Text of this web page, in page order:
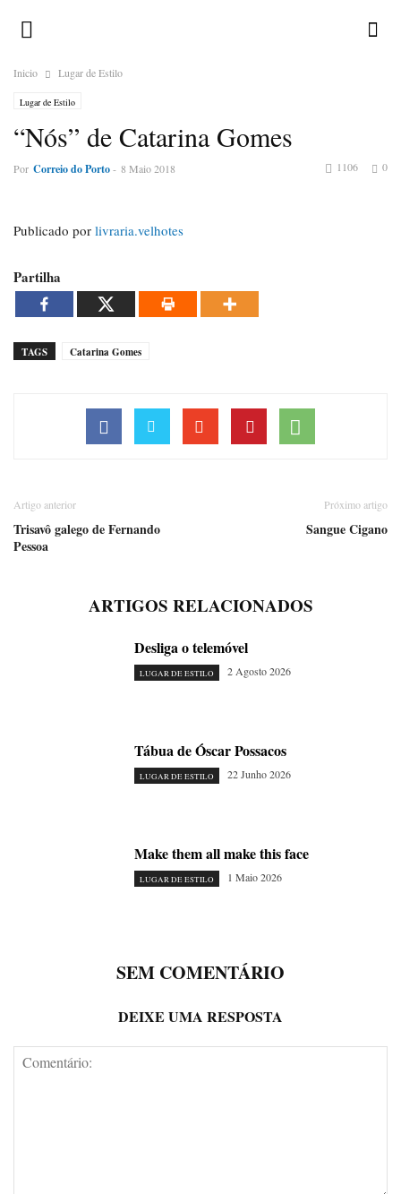
Inicio Lugar de Estilo
Lugar de Estilo
“Nós” de Catarina Gomes
Por Correio do Porto- 8 Maio 2018 0
1106
Publicado por livraria.velhotes
Partilha
TAGS Catarina Gomes
Artigo anterior
Trisavô galego de Fernando
Pessoa
Próximo artigo
Sangue Cigano
ARTIGOS RELACIONADOS
Desliga o telemóvel
LUGAR DE ESTILO 2 Agosto 2026
Tábua de Óscar Possacos
LUGAR DE ESTILO 22 Junho 2026
Make them all make this face
LUGAR DE ESTILO 1 Maio 2026
SEM COMENTÁRIO
DEIXE UMA RESPOSTA